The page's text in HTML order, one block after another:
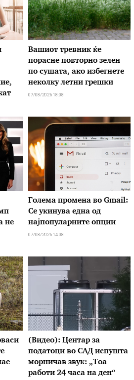
Вашиот тревник ќе
порасне повторно зелен
по сушата, ако избегнете
неколку летни грешки
07/08/2026 18:08
не
Голема промена во Gmail:
Се укинува една од
најпопуларните опции
07/08/2026 14:08
(Видео): Центар за
податоци во САД испушта
морничав звук: „Тоа
работи 24 часа на ден“